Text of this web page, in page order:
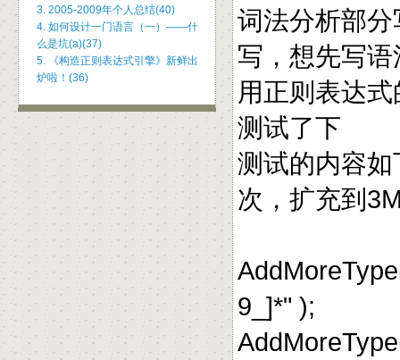
词法分析部
写，想先写
用正则表达
测试了下
测试的内容
次，扩充到
9_]*" );
3. 2005-2009年个人总结(40)
4. 如何设计一门语言（一）——什
么是坑(a)(37)
5. 《构造正则表达式引擎》新鲜出
炉啦！(36)